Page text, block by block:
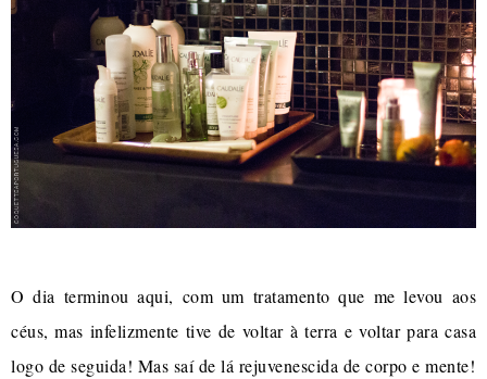
O dia terminou aqui, com um tratamento que me levou aos
céus, mas infelizmente tive de voltar à terra e voltar para casa
logo de seguida! Mas saí de lá rejuvenescida de corpo e mente!